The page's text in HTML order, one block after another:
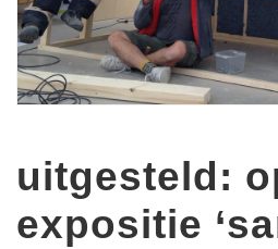
uitgesteld:
expositie